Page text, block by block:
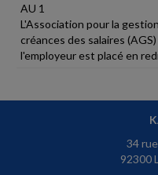
AU 1
L'Association pour la
créances des salaires
l'employeur est placé en
34
92300